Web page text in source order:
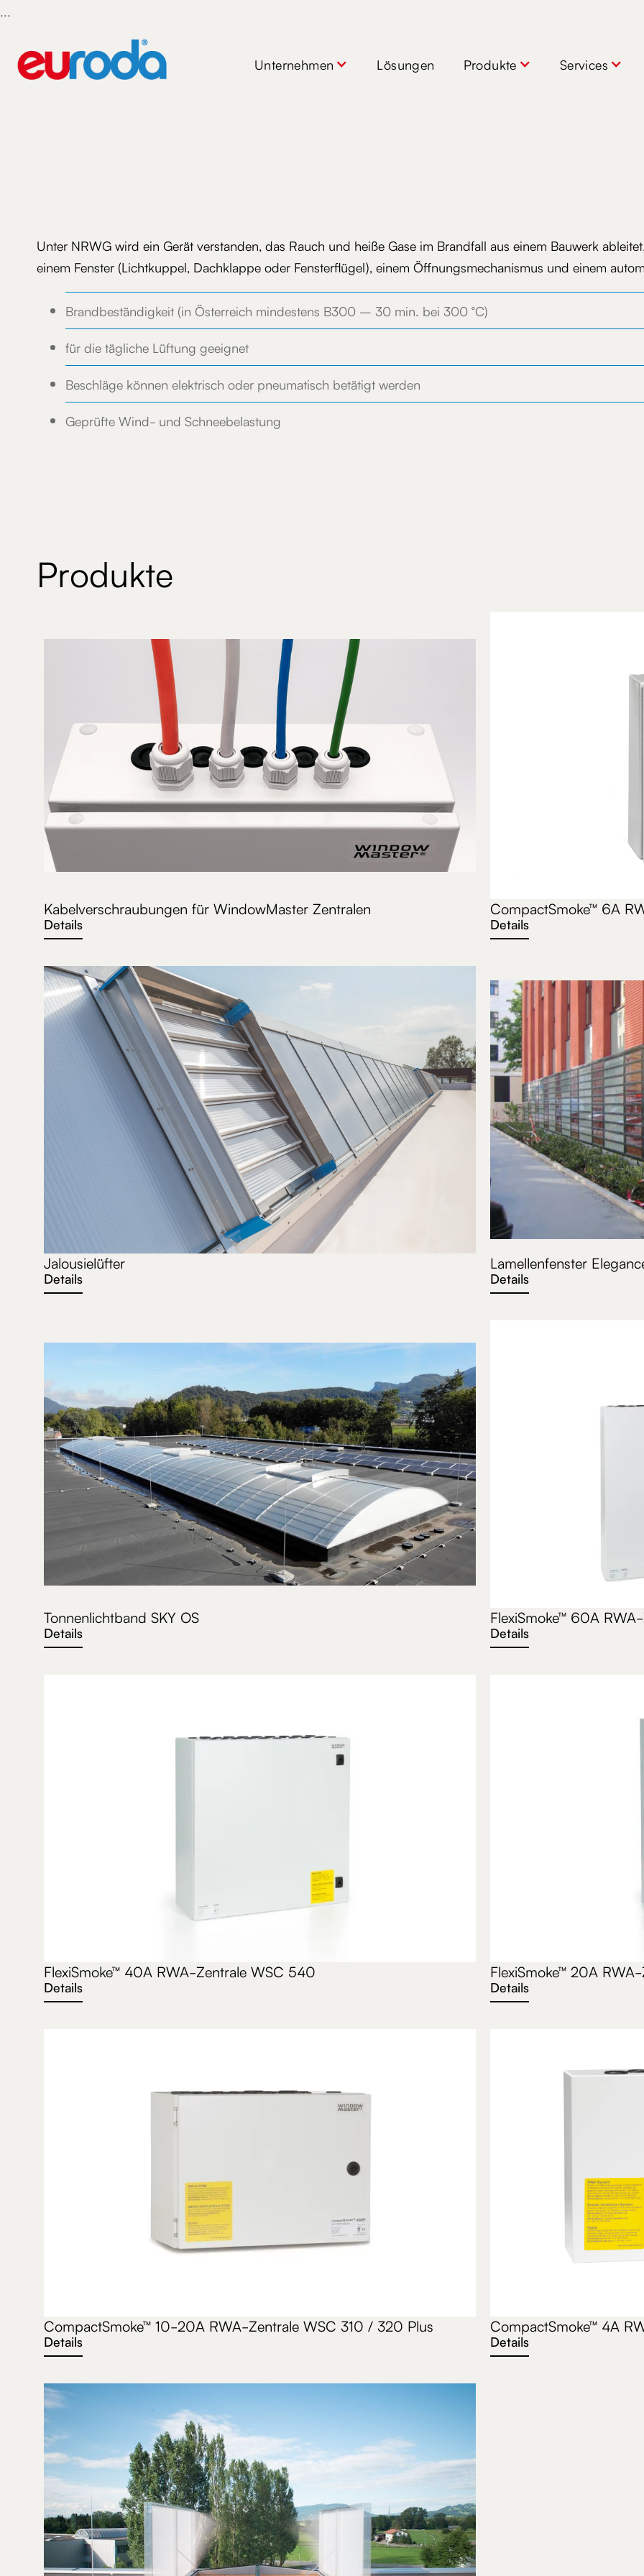
...
Unternehmen Lösungen Produkte Services
Unternehmen Lösungen Produkte Services
Unter NRWG wird ein Gerät verstanden, das Rauch und heiße Gase im Brandfall aus einem Bauwerk
einem Fenster (Lichtkuppel, Dachklappe oder Fensterflügel), einem Öffnungsmechanismus und einem
Brandbeständigkeit (in Österreich mindestens B300 – 30 min. bei 300 °C)
für die tägliche Lüftung geeignet
Beschläge können elektrisch oder pneumatisch betätigt werden
Geprüfte Wind- und Schneebelastung
Produkte
Kabelverschraubungen für WindowMaster Zentralen
Details
CompactSmoke™ 6A
Details
Jalousielüfter
Details
Lamellenfenster
Details
Tonnenlichtband SKY OS
Details
FlexiSmoke™ 60A
Details
FlexiSmoke™ 40A RWA-Zentrale WSC 540
Details
FlexiSmoke™ 20A
Details
CompactSmoke™ 10-20A RWA-Zentrale WSC 310 / 320 Plus
Details
CompactSmoke™ 4A
Details